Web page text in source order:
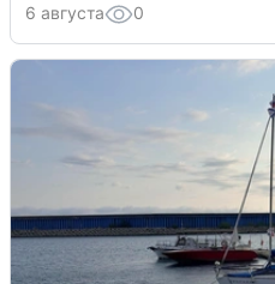
6 августа 0